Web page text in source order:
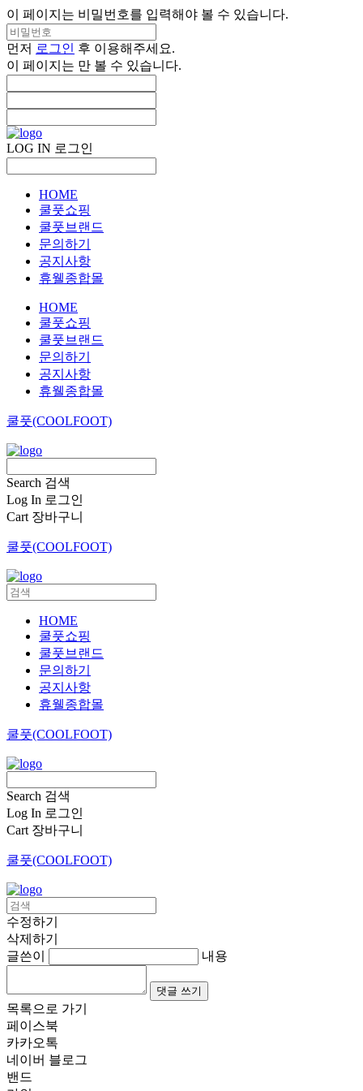
이 페이지는 비밀번호를 입력해야 볼 수 있습니다.
먼저 로그인 후 이용해주세요.
이 페이지는 만 볼 수 있습니다.
LOG IN 로그인
HOME
쿨풋쇼핑
쿨풋브랜드
문의하기
공지사항
휴웰종합몰
HOME
쿨풋쇼핑
쿨풋브랜드
문의하기
공지사항
휴웰종합몰
쿨풋(COOLFOOT)
Search 검색
Log In 로그인
Cart 장바구니
쿨풋(COOLFOOT)
HOME
쿨풋쇼핑
쿨풋브랜드
문의하기
공지사항
휴웰종합몰
쿨풋(COOLFOOT)
Search 검색
Log In 로그인
Cart 장바구니
쿨풋(COOLFOOT)
수정하기
삭제하기
글쓴이
내용
댓글 쓰기
목록으로 가기
페이스북
카카오톡
네이버 블로그
밴드